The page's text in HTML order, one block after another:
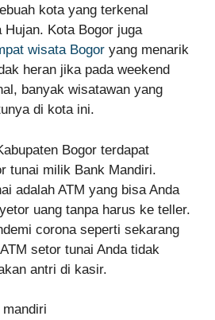
kota yang terkenal
Hujan. Kota Bogor juga
wisata Bogor yang menarik
heran jika pada weekend
banyak wisatawan yang
di kota ini.
Bogor terdapat
tunai milik Bank Mandiri.
adalah ATM yang bisa Anda
uang tanpa harus ke teller.
corona seperti sekarang
setor tunai Anda tidak
antri di kasir.